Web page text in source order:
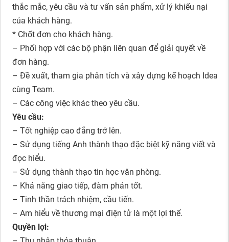
thắc mắc, yêu cầu và tư vấn sản phẩm, xử lý khiếu nại
của khách hàng.
* Chốt đơn cho khách hàng.
– Phối hợp với các bộ phận liên quan để giải quyết về
đơn hàng.
– Đề xuất, tham gia phân tích và xây dựng kế hoạch Idea
cùng Team.
– Các công việc khác theo yêu cầu.
Yêu cầu:
– Tốt nghiệp cao đẳng trở lên.
– Sử dụng tiếng Anh thành thạo đặc biệt kỹ năng viết và
đọc hiểu.
– Sử dụng thành thạo tin học văn phòng.
– Khả năng giao tiếp, đàm phán tốt.
– Tinh thần trách nhiệm, cầu tiến.
– Am hiểu về thương mại điện tử là một lợi thế.
Quyền lợi: